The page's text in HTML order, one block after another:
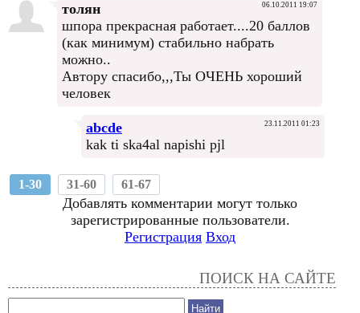
толян 06.10.2011 19:07
шпора прекрасная работает....20 баллов
(как минимум) стабильно набрать
можно..
Автору спасибо,,,Ты ОЧЕНЬ хороший
человек
abcde 23.11.2011 01:23
kak ti ska4al napishi pjl
1-30 31-60 61-67
Добавлять комментарии могут только
зарегистрированные пользователи.
Регистрация Вход
ПОИСК НА САЙТЕ